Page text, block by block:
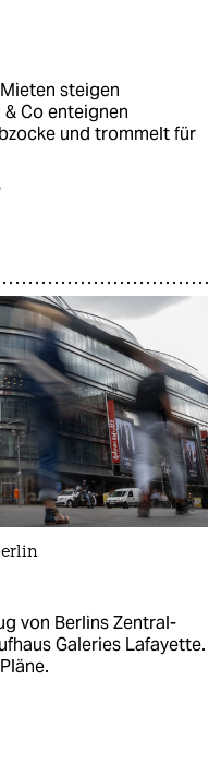
steigen
Co enteignen
und trommelt für
von Berlins Zentral-
Galeries Lafayette.